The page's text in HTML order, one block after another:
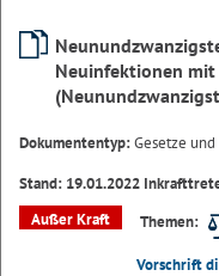
Neuinfektionen mit
Dokumententyp:Gesetze
Stand: 19.01.2022
Außer Kraft
Themen:
Vorschrift